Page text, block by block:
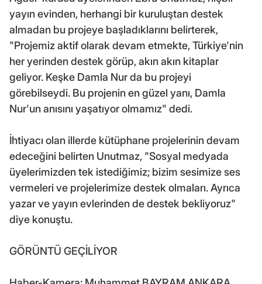
yayın evinden, herhangi bir kuruluştan destek
almadan bu projeye başladıklarını belirterek,
"Projemiz aktif olarak devam etmekte, Türkiye'nin
her yerinden destek görüp, akın akın kitaplar
geliyor. Keşke Damla Nur da bu projeyi
görebilseydi. Bu projenin en güzel yanı, Damla
Nur'un anısını yaşatıyor olmamız" dedi.
İhtiyacı olan illerde kütüphane projelerinin devam
edeceğini belirten Unutmaz, "Sosyal medyada
üyelerimizden tek istediğimiz; bizim sesimize ses
vermeleri ve projelerimize destek olmaları. Ayrıca
yazar ve yayın evlerinden de destek bekliyoruz"
diye konuştu.
GÖRÜNTÜ GEÇİLİYOR